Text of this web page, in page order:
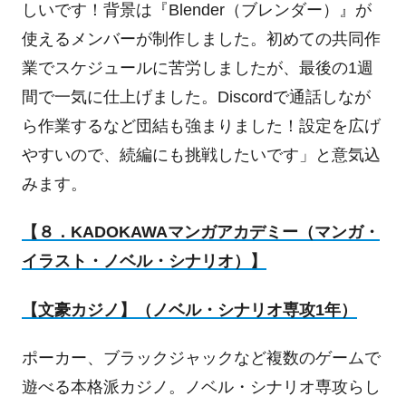
しいです！背景は『Blender（ブレンダー）』が
使えるメンバーが制作しました。初めての共同作
業でスケジュールに苦労しましたが、最後の1週
間で一気に仕上げました。 Discordで通話しなが
ら作業するなど団結も強まりました！設定を広げ
やすいので、続編にも挑戦したいです」と意気込
みます。
【８．KADOKAWAマンガアカデミー（マンガ・
イラスト・ノベル・シナリオ）】
【文豪カジノ】（ノベル・シナリオ専攻1年）
ポーカー、ブラックジャックなど複数のゲームで
遊べる本格派カジノ。ノベル・シナリオ専攻らし